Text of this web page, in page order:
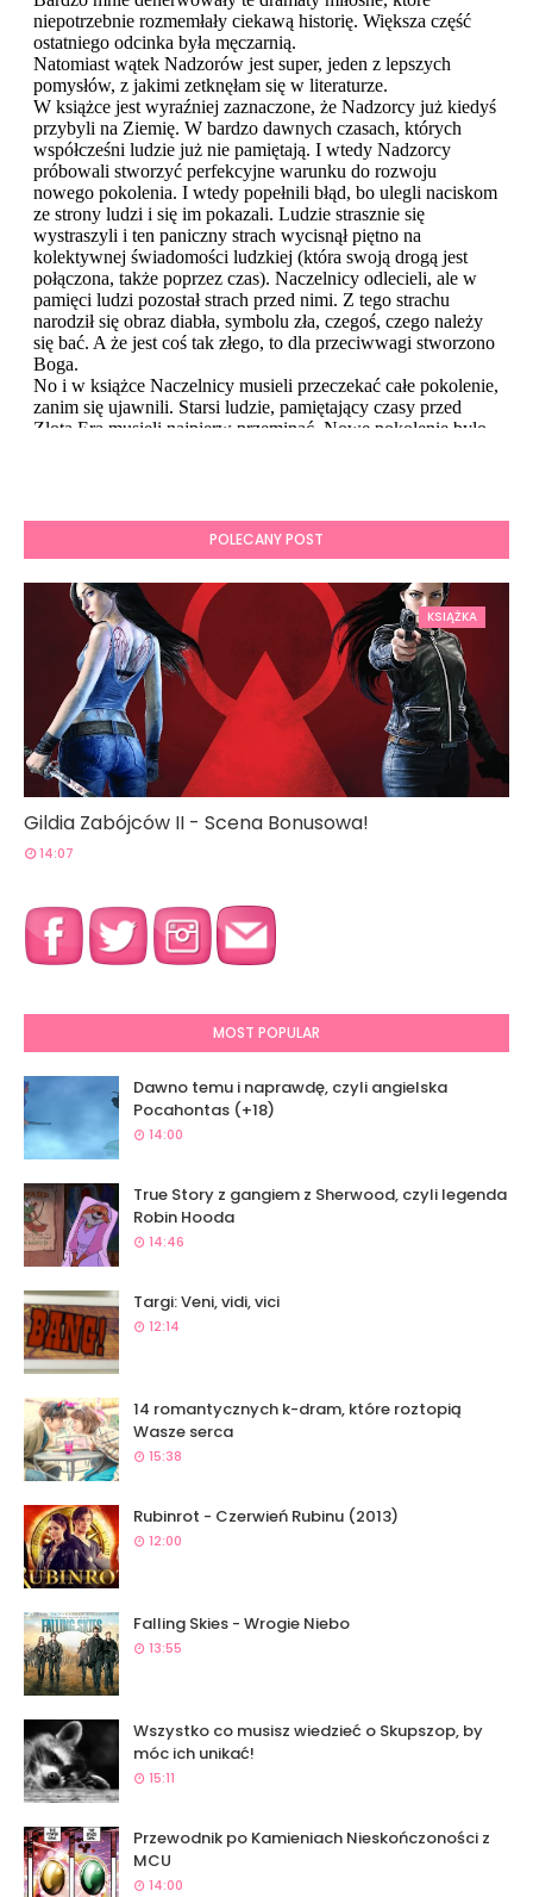
POLECANY POST
KSIĄŻKA
Gildia Zabójców II - Scena Bonusowa!
14:07
MOST POPULAR
Dawno temu i naprawdę, czyli angielska
Pocahontas (+18)
14:00
True Story z gangiem z Sherwood, czyli legenda
Robin Hooda
14:46
Targi: Veni, vidi, vici
12:14
14 romantycznych k-dram, które roztopią
Wasze serca
15:38
Rubinrot - Czerwień Rubinu (2013)
12:00
Falling Skies - Wrogie Niebo
13:55
Wszystko co musisz wiedzieć o Skupszop, by
móc ich unikać!
15:11
Przewodnik po Kamieniach Nieskończoności z
MCU
14:00